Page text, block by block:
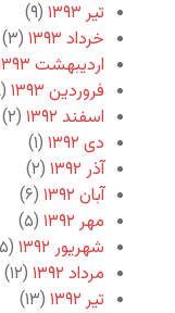
تیر ۱۳۹۳
(۹)
خرداد ۱۳۹۳
(۳)
اردیبهشت ۱۳۹۳
فروردین ۱۳۹۳
(۸)
اسفند ۱۳۹۲
(۲)
دی ۱۳۹۲
(۱)
آذر ۱۳۹۲
(۲)
آبان ۱۳۹۲
(۶)
مهر ۱۳۹۲
(۵)
شهریور ۱۳۹۲
(۵)
مرداد ۱۳۹۲
(۱۲)
تیر ۱۳۹۲
(۱۳)